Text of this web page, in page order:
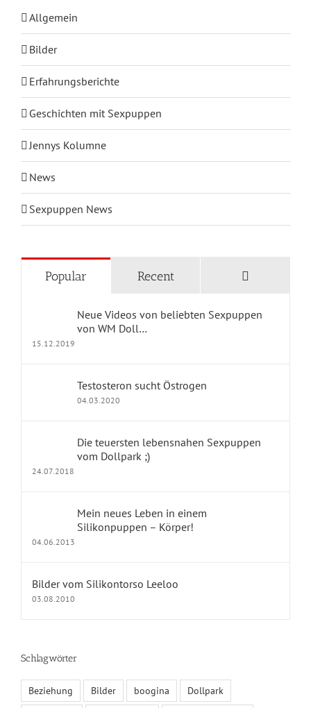
Allgemein
Bilder
Erfahrungsberichte
Geschichten mit Sexpuppen
Jennys Kolumne
News
Sexpuppen News
Popular Recent
Neue Videos von beliebten Sexpuppen
von WM Doll…
15.12.2019
Testosteron sucht Östrogen
04.03.2020
Die teuersten lebensnahen Sexpuppen
vom Dollpark ;)
24.07.2018
Mein neues Leben in einem
Silikonpuppen – Körper!
04.06.2013
Bilder vom Silikontorso Leeloo
03.08.2010
Schlagwörter
Beziehung Bilder boogina Dollpark
KATEGORIEN
Geschichten mit Sexpuppen
Erfahrungsberichte
Impressum
Kontakt
Datenschutz
KALENDER
August 2026